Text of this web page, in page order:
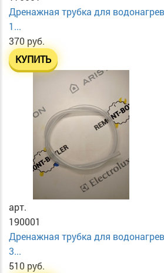
Дренажная трубка для
1...
370 руб.
КУПИТЬ
арт.
190001
Дренажная трубка для
3...
510 руб.